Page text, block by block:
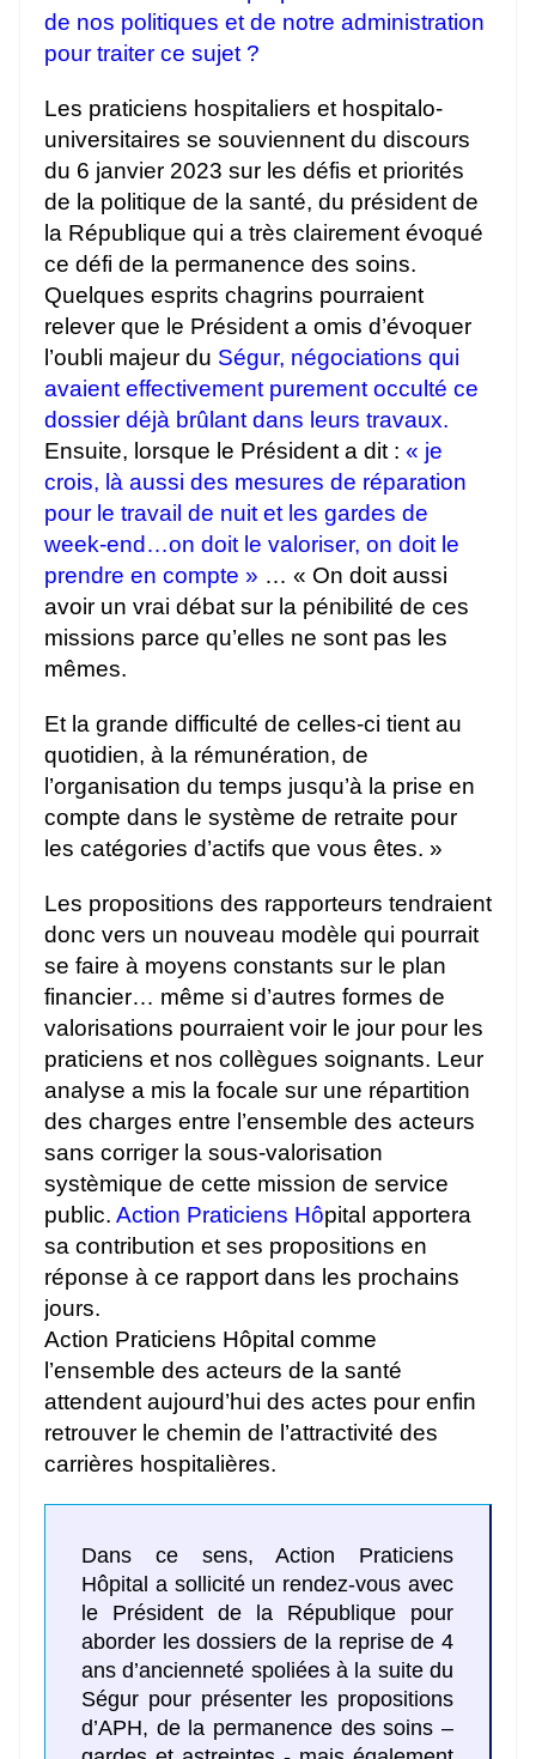
de nos politiques et de notre administration
pour traiter ce sujet ?
Les praticiens hospitaliers et hospitalo-
universitaires se souviennent du discours
du 6 janvier 2023 sur les défis et priorités
de la politique de la santé, du président de
la République qui a très clairement évoqué
ce défi de la permanence des soins.
Quelques esprits chagrins pourraient
relever que le Président a omis d’évoquer
l’oubli majeur du Ségur, négociations qui
avaient effectivement purement occulté ce
dossier déjà brûlant dans leurs travaux.
Ensuite, lorsque le Président a dit : « je
crois, là aussi des mesures de réparation
pour le travail de nuit et les gardes de
week-end…on doit le valoriser, on doit le
prendre en compte » … « On doit aussi
avoir un vrai débat sur la pénibilité de ces
missions parce qu’elles ne sont pas les
mêmes.
Et la grande difficulté de celles-ci tient au
quotidien, à la rémunération, de
l’organisation du temps jusqu’à la prise en
compte dans le système de retraite pour
les catégories d’actifs que vous êtes. »
Les propositions des rapporteurs tendraient
donc vers un nouveau modèle qui pourrait
se faire à moyens constants sur le plan
financier… même si d’autres formes de
valorisations pourraient voir le jour pour les
praticiens et nos collègues soignants. Leur
analyse a mis la focale sur une répartition
des charges entre l’ensemble des acteurs
sans corriger la sous-valorisation
systèmique de cette mission de service
public. Action Praticiens Hôpital apportera
sa contribution et ses propositions en
réponse à ce rapport dans les prochains
jours.
Action Praticiens Hôpital comme
l’ensemble des acteurs de la santé
attendent aujourd’hui des actes pour enfin
retrouver le chemin de l’attractivité des
carrières hospitalières.
Dans ce sens, Action Praticiens
Hôpital a sollicité un rendez-vous avec
le Président de la République pour
aborder les dossiers de la reprise de 4
ans d’ancienneté spoliées à la suite du
Ségur pour présenter les propositions
d’APH, de la permanence des soins –